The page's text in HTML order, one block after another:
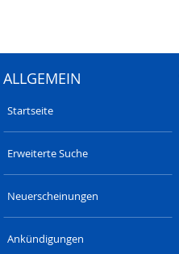
ALLGEMEIN
Startseite
Erweiterte Suche
Neuerscheinungen
Ankündigungen